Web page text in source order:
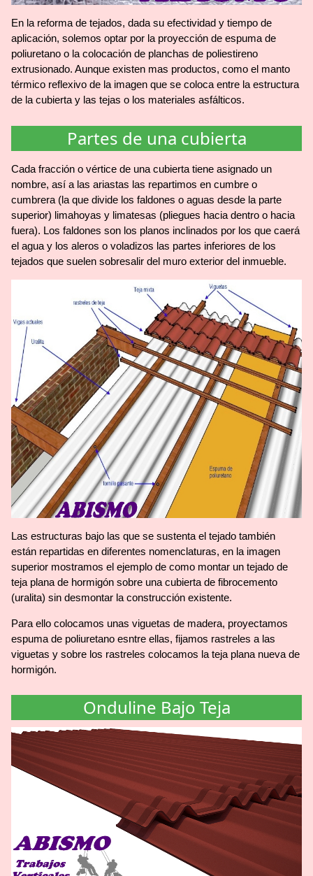
En la reforma de tejados, dada su efectividad y tiempo de
aplicación, solemos optar por la proyección de espuma de
poliuretano o la colocación de planchas de poliestireno
extrusionado. Aunque existen mas productos, como el manto
térmico reflexivo de la imagen que se coloca entre la estructura
de la cubierta y las tejas o los materiales asfálticos.
Partes de una cubierta
Cada fracción o vértice de una cubierta tiene asignado un
nombre, así a las ariastas las repartimos en cumbre o
cumbrera (la que divide los faldones o aguas desde la parte
superior) limahoyas y limatesas (pliegues hacia dentro o hacia
fuera). Los faldones son los planos inclinados por los que caerá
el agua y los aleros o voladizos las partes inferiores de los
tejados que suelen sobresalir del muro exterior del inmueble.
Las estructuras bajo las que se sustenta el tejado también
están repartidas en diferentes nomenclaturas, en la imagen
superior mostramos el ejemplo de como montar un tejado de
teja plana de hormigón sobre una cubierta de fibrocemento
(uralita) sin desmontar la construcción existente.
Para ello colocamos unas viguetas de madera, proyectamos
espuma de poliuretano esntre ellas, fijamos rastreles a las
viguetas y sobre los rastreles colocamos la teja plana nueva de
hormigón.
Onduline Bajo Teja